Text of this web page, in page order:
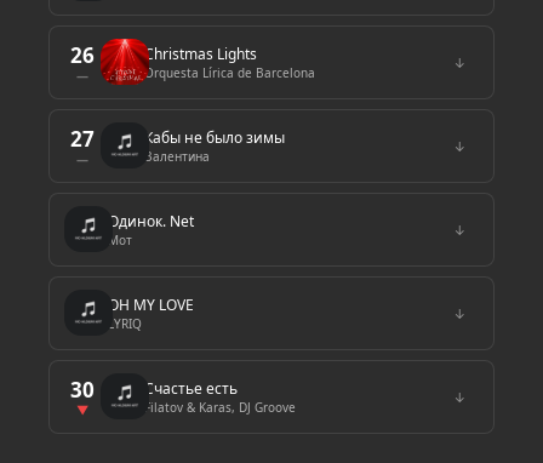
26
—
Christmas Lights
Orquesta Lírica de Barcelona
↓
27
—
Кабы не было зимы
Валентина
↓
Одинок. Net
Мот
↓
OH MY LOVE
LYRIQ
↓
30
▼
Счастье есть
Filatov & Karas, DJ Groove
↓